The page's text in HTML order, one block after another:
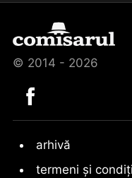
© 2014 - 2026
arhivă
termeni și